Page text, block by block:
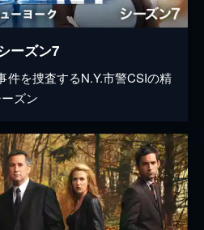
ーズン7
件を捜査するN.Y.市警CSIの精
ズン